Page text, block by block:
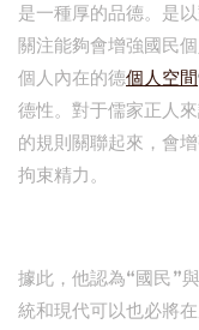
是一種厚的品德。是
關注能夠會增強國民
個人內在的德個人空間
德性。對于儒家正人
的規則關聯起來，會
拘束精力。
據此，他認為“國民”
統和現代可以也必將